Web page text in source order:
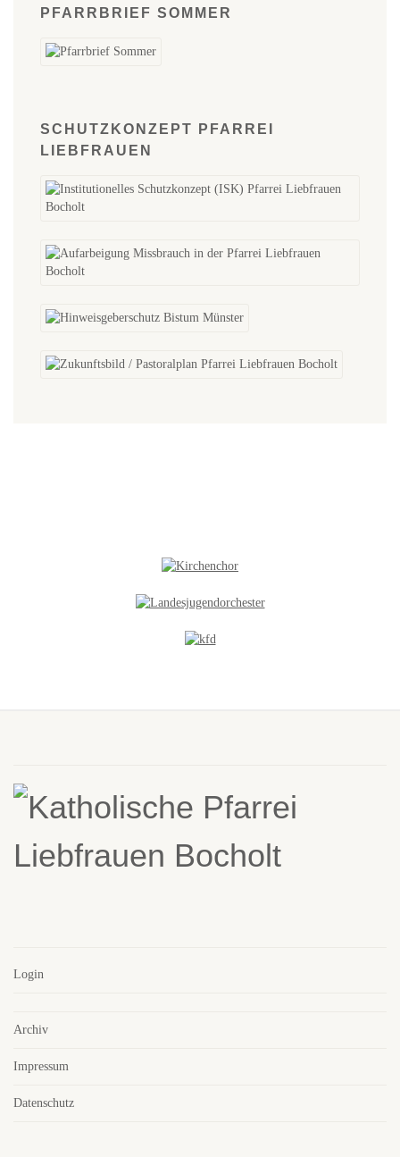
PFARRBRIEF SOMMER
SCHUTZKONZEPT PFARREI
LIEBFRAUEN
Login
Archiv
Impressum
Datenschutz